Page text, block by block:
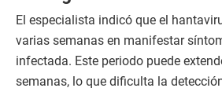
El especialista indicó que el
varias semanas en manifestar
infectada. Este periodo puede
semanas, lo que dificulta la